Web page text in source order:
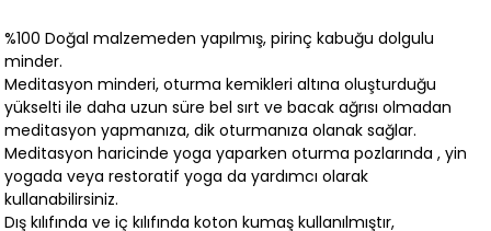
%100 Doğal malzemeden yapılmış, pirinç kabuğu dolgulu
minder.
Meditasyon minderi, oturma kemikleri altına oluşturduğu
yükselti ile daha uzun süre bel sırt ve bacak ağrısı olmadan
meditasyon yapmanıza, dik oturmanıza olanak sağlar.
Meditasyon haricinde yoga yaparken oturma pozlarında , yin
yogada veya restoratif yoga da yardımcı olarak
kullanabilirsiniz.
Dış kılıfında ve iç kılıfında koton kumaş kullanılmıştır,